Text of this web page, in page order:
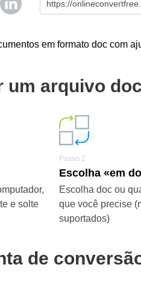
em formato doc com
um arquivo
e solte
Passo 2
Escolha «em
Escolha doc ou
que você precise
suportados)
de